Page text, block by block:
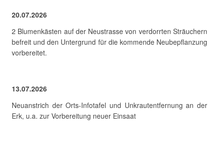
20.07.2026
2 Blumenkästen auf der Neustrasse von verdorrten Sträuchern
befreit und den Untergrund für die kommende Neubepflanzung
vorbereitet.
13.07.2026
Neuanstrich der Orts-Infotafel und Unkrautentfernung an der
Erk, u.a. zur Vorbereitung neuer Einsaat